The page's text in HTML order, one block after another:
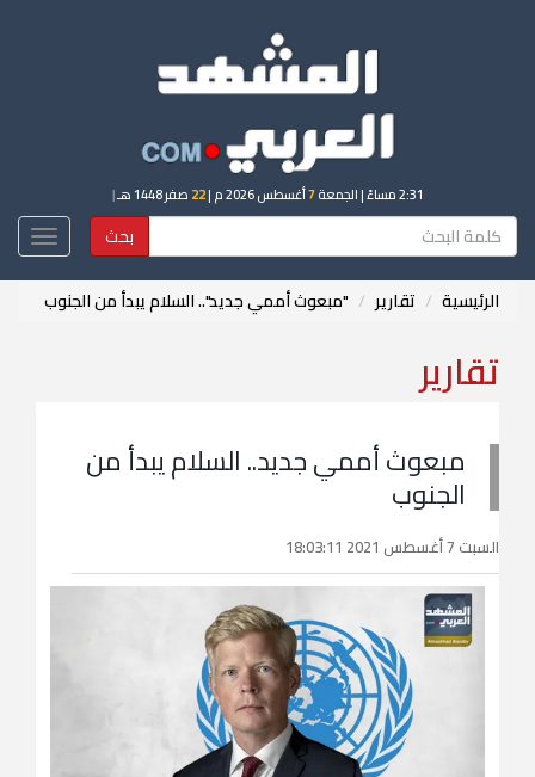
2:31 مساءً | الجمعة7أغسطس 2026 م | 22 صفر 1448 هـ |
بحث
الرئيسية تقارير "مبعوث أممي جديد".. السلام يبدأ من الجنوب
تقارير
مبعوث أممي جديد.. السلام يبدأ من
الجنوب
السبت 7 أغسطس 2021 18:03:11